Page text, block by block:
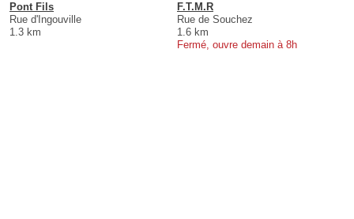
Pont Fils
Rue d'Ingouville
1.3 km
F.T.M.R
Rue de Souchez
1.6 km
Fermé, ouvre demain à 8h